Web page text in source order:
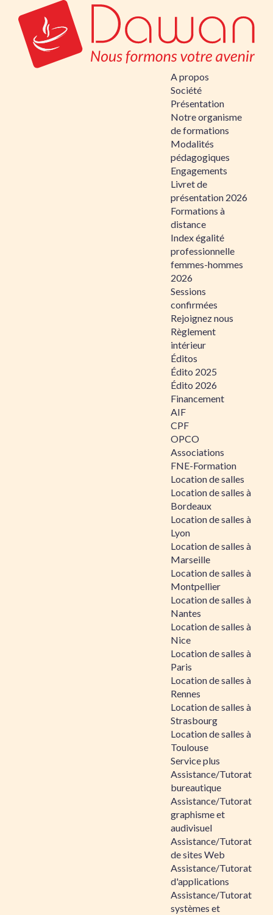
A propos
Société
Présentation
Notre organisme
de formations
Modalités
pédagogiques
Engagements
Livret de
présentation 2026
Formations à
distance
Index égalité
professionnelle
femmes-hommes
2026
Sessions
confirmées
Rejoignez nous
Règlement
intérieur
Éditos
Édito 2025
Édito 2026
Financement
AIF
CPF
OPCO
Associations
FNE-Formation
Location de salles
Location de salles à
Bordeaux
Location de salles à
Lyon
Location de salles à
Marseille
Location de salles à
Montpellier
Location de salles à
Nantes
Location de salles à
Nice
Location de salles à
Paris
Location de salles à
Rennes
Location de salles à
Strasbourg
Location de salles à
Toulouse
Service plus
Assistance/Tutorat
bureautique
Assistance/Tutorat
graphisme et
audivisuel
Assistance/Tutorat
de sites Web
Assistance/Tutorat
d'applications
Assistance/Tutorat
systèmes et